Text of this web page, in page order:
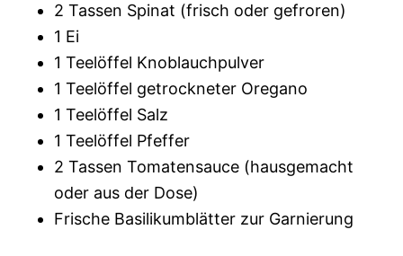
2 Tassen Spinat (frisch oder gefroren)
1 Ei
1 Teelöffel Knoblauchpulver
1 Teelöffel getrockneter Oregano
1 Teelöffel Salz
1 Teelöffel Pfeffer
2 Tassen Tomatensauce (hausgemacht
oder aus der Dose)
Frische Basilikumblätter zur Garnierung